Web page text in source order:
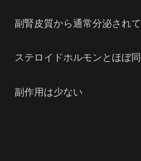
副腎皮質から通常分泌され
ステロイドホルモンとほぼ同
副作用は少ない